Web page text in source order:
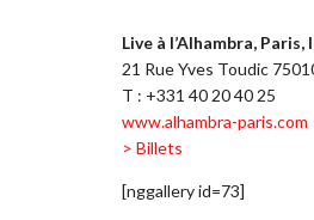
Live à l’Alhambra,
21 Rue Yves Toudic
T : +331 40 20 40 25
www.alhambra-paris.com
> Billets
[nggallery id=73]